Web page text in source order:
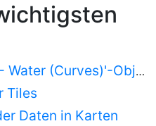
Zu den 'Transportation - Water (Curves)'-Objekten als HTML
Tiles
Daten in Karten